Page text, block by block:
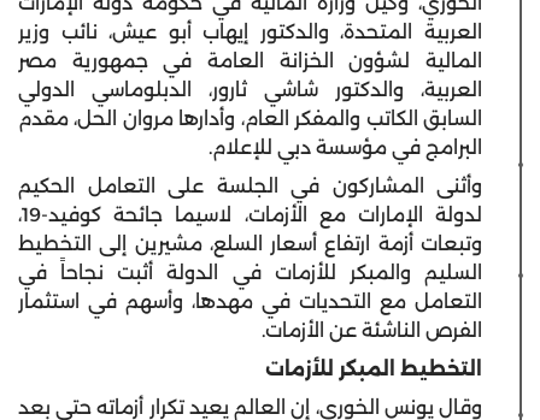
العربية المتحدة، والدكتور إيهاب أبو عيش، نائب وزير
المالية لشؤون الخزانة العامة في جمهورية مصر
العربية، والدكتور شاشي ثارور، الدبلوماسي الدولي
السابق الكاتب والمفكر العام، وأدارها مروان الحل، مقدم
البرامج في مؤسسة دبي للإعلام.
وأثنى المشاركون في الجلسة على التعامل الحكيم
لدولة الإمارات مع الأزمات، لاسيما جائحة كوفيد-19،
وتبعات أزمة ارتفاع أسعار السلع، مشيرين إلى التخطيط
السليم والمبكر للأزمات في الدولة أثبت نجاحاً في
التعامل مع التحديات في مهدها، وأسهم في استثمار
الفرص الناشئة عن الأزمات.
التخطيط المبكر للأزمات
وقال يونس الخوري، إن العالم يعيد تكرار أزماته حتى بعد